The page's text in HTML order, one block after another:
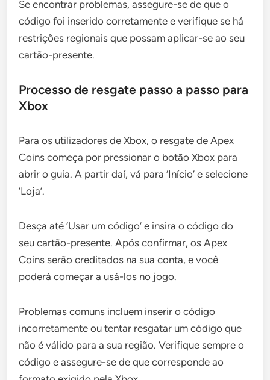
Se encontrar problemas, assegure-se de que o
código foi inserido corretamente e verifique se há
restrições regionais que possam aplicar-se ao seu
cartão-presente.
Processo de resgate passo a passo para
Xbox
Para os utilizadores de Xbox, o resgate de Apex
Coins começa por pressionar o botão Xbox para
abrir o guia. A partir daí, vá para ‘Início’ e selecione
‘Loja’.
Desça até ‘Usar um código’ e insira o código do
seu cartão-presente. Após confirmar, os Apex
Coins serão creditados na sua conta, e você
poderá começar a usá-los no jogo.
Problemas comuns incluem inserir o código
incorretamente ou tentar resgatar um código que
não é válido para a sua região. Verifique sempre o
código e assegure-se de que corresponde ao